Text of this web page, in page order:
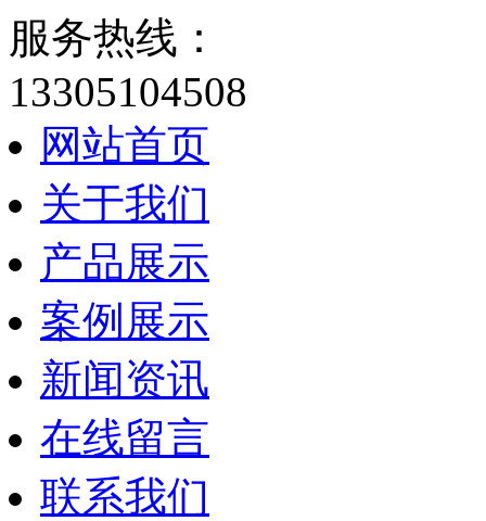
服务热线：
13305104508
网站首页
关于我们
产品展示
案例展示
新闻资讯
在线留言
联系我们